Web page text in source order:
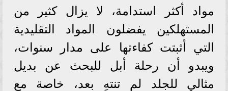
مواد أكثر استدامة، لا يزال كثير من
المستهلكين يفضلون المواد التقليدية
التي أثبتت كفاءتها على مدار سنوات،
ويبدو أن رحلة أبل للبحث عن بديل
مثالي للجلد لم تنتهِ بعد، خاصة مع